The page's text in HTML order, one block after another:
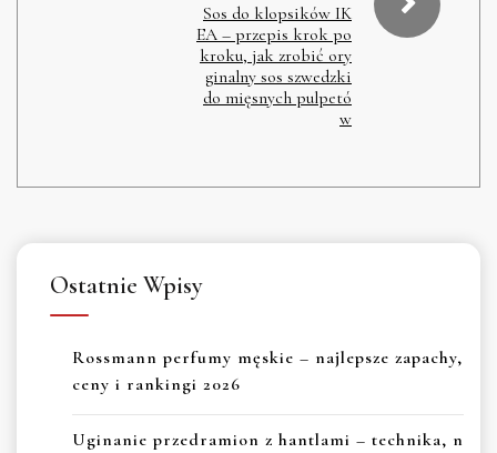
Sos do klopsików IK
EA – przepis krok po
kroku, jak zrobić ory
ginalny sos szwedzki
do mięsnych pulpetó
w
Ostatnie Wpisy
Rossmann perfumy męskie – najlepsze zapachy,
ceny i rankingi 2026
Uginanie przedramion z hantlami – technika, n